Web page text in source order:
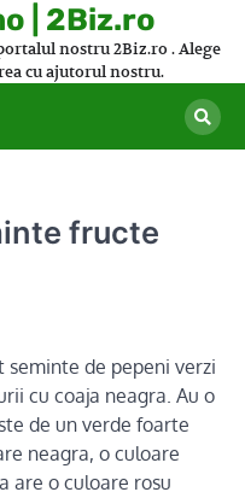
| 2Biz.ro
nostru 2Biz.ro . Alege
cu ajutorul nostru.
fructe
seminte de pepeni verzi
cu coaja neagra. Au o
de un verde foarte
neagra, o culoare
are o culoare rosu